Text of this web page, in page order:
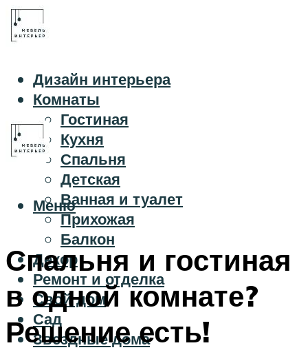
Дизайн интерьера
Комнаты
Гостиная
Кухня
Спальня
Детская
Ванная и туалет
Прихожая
Балкон
Декор
Ремонт и отделка
Свой дом
Сад
Звездные дома
Меню
Спальня и гостиная
в одной комнате?
Решение есть!